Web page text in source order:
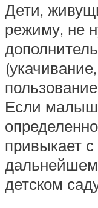
Дети,
режиму, не
Если
привыкает
дальнейшем
детском